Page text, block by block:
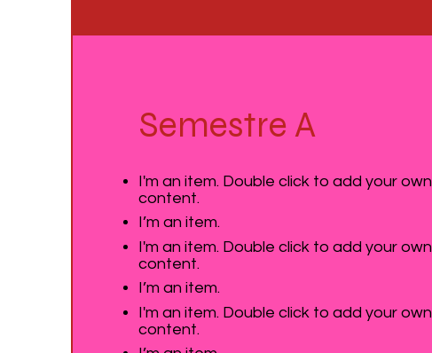
Semestre A
I'm an item. Double click to add your own
content.
I’m an item.
I'm an item. Double click to add your own
content.
I’m an item.
I'm an item. Double click to add your own
content.